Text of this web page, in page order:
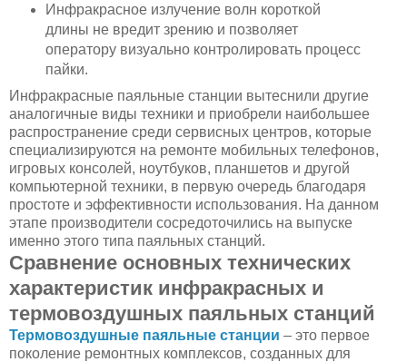
Инфракрасное излучение волн короткой
длины не вредит зрению и позволяет
оператору визуально контролировать процесс
пайки.
Инфракрасные паяльные станции вытеснили другие
аналогичные виды техники и приобрели наибольшее
распространение среди сервисных центров, которые
специализируются на ремонте мобильных телефонов,
игровых консолей, ноутбуков, планшетов и другой
компьютерной техники, в первую очередь благодаря
простоте и эффективности использования. На данном
этапе производители сосредоточились на выпуске
именно этого типа паяльных станций.
Сравнение основных технических
характеристик инфракрасных и
термовоздушных паяльных станций
Термовоздушные паяльные станции – это первое
поколение ремонтных комплексов, созданных для